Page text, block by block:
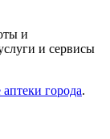
и
и сервисы
аптеки города.